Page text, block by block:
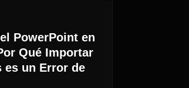
PowerPoint en
Qué Importar
es un Error de